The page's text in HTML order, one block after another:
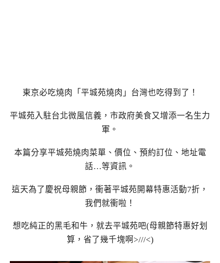
東京必吃燒肉「平城苑燒肉」台灣也吃得到了！
平城苑入駐台北微風信義，市政府美食又增添一名生力
軍。
本篇分享平城苑燒肉菜單、價位、預約訂位、地址電
話…等資訊。
這天為了慶祝母親節，衝著平城苑開幕特惠活動7折，
我們就衝啦！
想吃純正的黑毛和牛，就去平城苑吧(母親節特惠好划
算，省了幾千塊啊>///<)